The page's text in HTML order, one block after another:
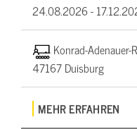
24.08.2026 -
Konrad-Adenauer-
47167 Duisburg
MEHR ERFAHREN